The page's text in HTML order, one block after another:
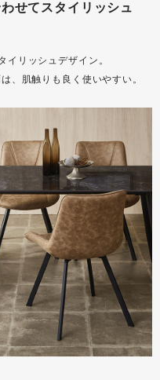
せてスタイリッシュ
イリッシュデザイン。
、肌触りも良く使いやすい。